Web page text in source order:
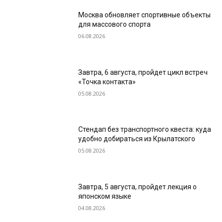
Москва обновляет спортивные объекты
для массового спорта
06.08.2026
Завтра, 6 августа, пройдет цикл встреч
«Точка контакта»
05.08.2026
Стендап без транспортного квеста: куда
удобно добираться из Крылатского
05.08.2026
Завтра, 5 августа, пройдет лекция о
японском языке
04.08.2026